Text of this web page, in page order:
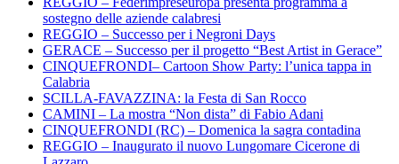
sostegno delle aziende calabresi
REGGIO – Successo per i Negroni Days
GERACE – Successo per il progetto “Best Artist in Gerace”
CINQUEFRONDI– Cartoon Show Party: l’unica tappa in
Calabria
SCILLA-FAVAZZINA: la Festa di San Rocco
CAMINI – La mostra “Non dista” di Fabio Adani
CINQUEFRONDI (RC) – Domenica la sagra contadina
REGGIO – Inaugurato il nuovo Lungomare Cicerone di